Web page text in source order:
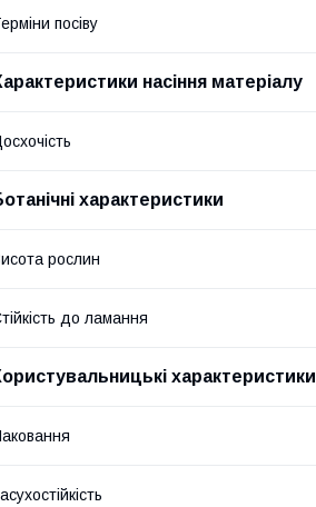
посіву
насіння матеріалу
характеристики
рослин
до ламання
характеристики